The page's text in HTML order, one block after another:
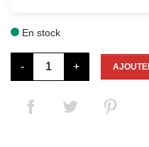
En stock
- +